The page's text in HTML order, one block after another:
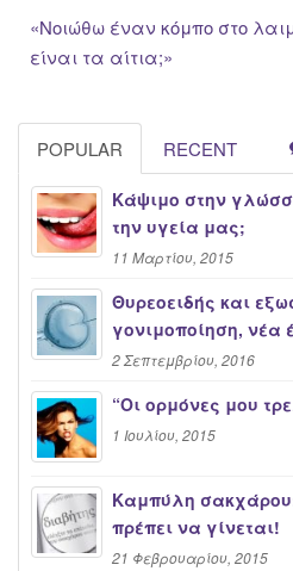
«Νοιώθω έναν κόμπο στο
είναι τα αίτια;»
POPULAR RECENT
Κάψιμο στην
την υγεία μας;
11 Μαρτίου, 2015
Θυρεοειδής και
γονιμοποίηση, νέα
2 Σεπτεμβρίου, 2016
“Oι ορμόνες μου
1 Ιουλίου, 2015
Καμπύλη
πρέπει να γίνεται!
21 Φεβρουαρίου, 2015